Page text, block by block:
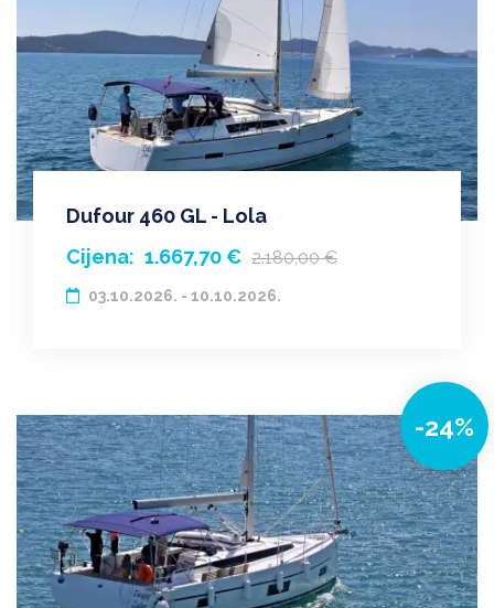
Dufour 460 GL - Lola
Cijena: 1.667,70 € 2.180,00 €
03.10.2026. - 10.10.2026.
-24%